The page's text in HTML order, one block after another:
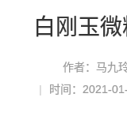
白刚玉
作者：马九
时间：2021-